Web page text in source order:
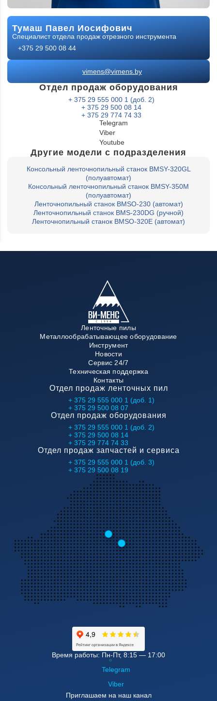
Тумаш Павел Иосифович
Специалист отдела продаж отрезного инструмента
+375 29 500 08 44
vimens@vimens.by
Отдел продаж оборудования
+ 375 29 555 000 1 (доб. 2)
+ 375 29 500 08 14
+ 375 29 774 74 33
Telegram
Viber
Youtube
Другие модели с подразделения
Консольный ленточнопильный станок BMSY-320GL
(полуавтомат)
Консольный ленточнопильный станок BMSY-350M
(полуавтомат)
Ленточнопильный станок BMSO-230 (автомат)
Ленточнопильный станок BMS-230DG (ручной)
Ленточнопильный станок BMSO-320E (автомат)
Отдел продаж ленточных пил
+ 375 29 555 000 1 (доб. 1)
+ 375 29 500 08 07
Отдел продаж оборудования
+ 375 29 555 000 1 (доб. 2)
+ 375 29 500 08 14
+ 375 29 774 74 33
Отдел продаж запчастей и сервиса
+ 375 29 555 000 1 (доб. 3)
+ 375 29 500 08 19
Ленточные пилы
Металлообрабатывающее оборудование
Инструмент
Новости
Сервис 24/7
Техническая поддержка
Контакты
Время работы: Пн-Пт, 8:15 — 17:00
Telegram
Viber
Приглашаем на наш канал